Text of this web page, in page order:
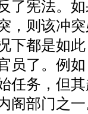
了宪法。
，则该冲
下都是如
员了。例
任务，但
阁部门之